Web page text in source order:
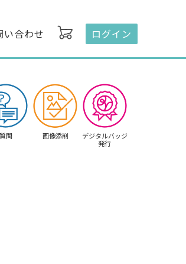
い合わせ ログイン
質問 画像添削
デジタルバッジ
発行